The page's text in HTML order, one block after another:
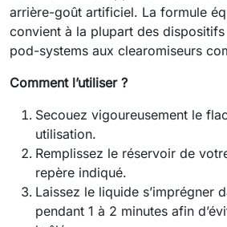
arrière-goût artificiel. La formule
convient à la plupart des
pod-systems aux clearomiseurs
Comment l’utiliser ?
Secouez vigoureusement le
utilisation.
Remplissez le réservoir de
repère indiqué.
Laissez le liquide s’imprégner
pendant 1 à 2 minutes afin